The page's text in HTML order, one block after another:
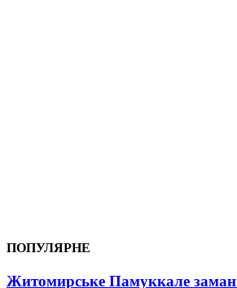
ПОПУЛЯРНЕ
Житомирське Памуккале